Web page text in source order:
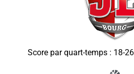
Score par quart-temps : 18-